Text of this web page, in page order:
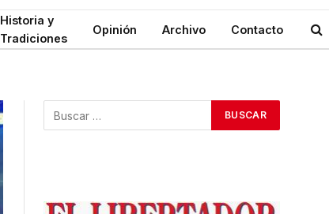
Historia y
Tradiciones
Opinión Archivo Contacto